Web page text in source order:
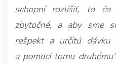
schopní rozlíšiť, to
zbytočné, a aby sme
rešpekt a určitú dávku
a pomoci tomu druhému“